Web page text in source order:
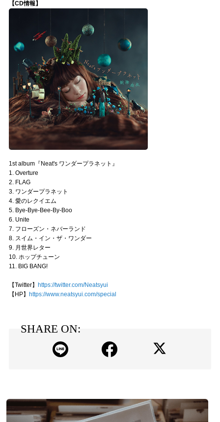
【CD情報】
1st album『Neat's ワンダープラネット』
1. Overture
2. FLAG
3. ワンダープラネット
4. 愛のレクイエム
5. Bye-Bye-Bee-By-Boo
6. Unite
7. フローズン・ネバーランド
8. スイム・イン・ザ・ワンダー
9. 月世界レター
10. ホップチューン
11. BIG BANG!
【Twitter】
https://twitter.com/Neatsyui
【HP】
https://www.neatsyui.com/special
SHARE ON: